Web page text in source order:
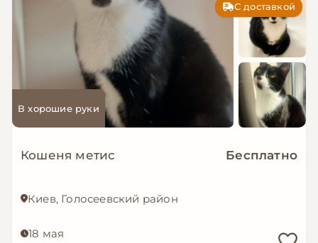
С доставкой
В хорошие руки
Кошеня метис Бесплатно
Киев, Голосеевский район
18 мая